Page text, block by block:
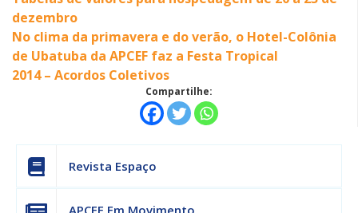
dezembro
No clima da primavera e do verão, o Hotel-Colônia
de Ubatuba da APCEF faz a Festa Tropical
2014 – Acordos Coletivos
Compartilhe:
Revista Espaço
APCEF Em Movimento